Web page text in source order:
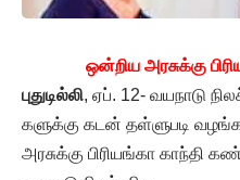
ஒன்றிய அரசுக்கு
புதுடில்லி, ஏப். 12- வயநாடு
களுக்கு கடன் தள்ளுபடி
அரசுக்கு பிரியங்கா காந்தி